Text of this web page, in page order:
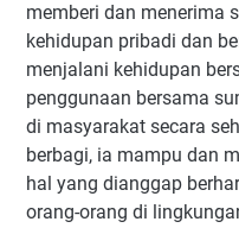
memberi dan menerima
kehidupan pribadi dan
menjalani kehidupan
penggunaan bersama
di masyarakat secara
berbagi, ia mampu dan
hal yang dianggap
orang-orang di